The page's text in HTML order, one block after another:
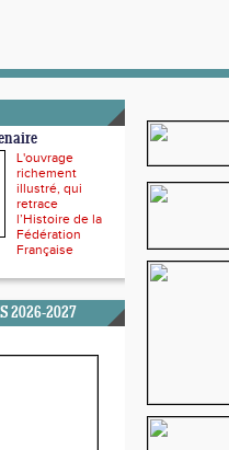
L'ouvrage
richement
illustré, qui
retrace
l’Histoire de la
Fédération
Française
2026-2027